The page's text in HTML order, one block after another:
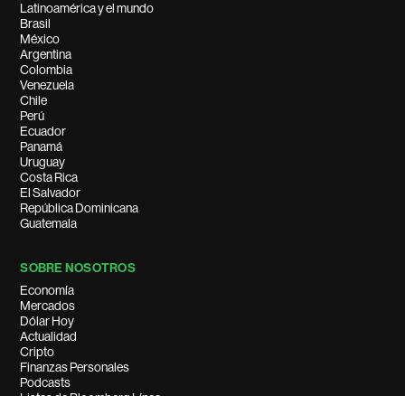
Latinoamérica y el mundo
Brasil
México
Argentina
Colombia
Venezuela
Chile
Perú
Ecuador
Panamá
Uruguay
Costa Rica
El Salvador
República Dominicana
Guatemala
SOBRE NOSOTROS
Economía
Mercados
Dólar Hoy
Actualidad
Cripto
Finanzas Personales
Podcasts